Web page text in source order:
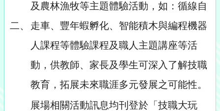
二、
及農林漁牧等主題體驗活動，如：循線自
走車、豐年蝦孵化、智能積木與編程機器
人課程等體驗課程及職人主題講座等活
動，供教師、家長及學生可深入了解技職
教育，拓展未來職涯多元發展之可能性。
展場相關活動訊息均刊登於「技職大玩